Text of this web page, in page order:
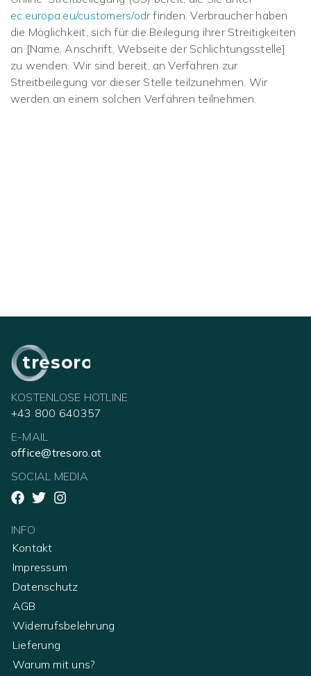
ec.europa.eu/customers/odrfinden. Verbraucher haben
die Möglichkeit, sich für die Beilegung ihrer Streitigkeiten
an [Name, Anschrift, Webseite der Schlichtungsstelle]
zu wenden. Wir sind bereit, an Verfahren zur
Streitbeilegung vor dieser Stelle teilzunehmen. Wir
werden an einem solchen Verfahren teilnehmen.
tresoro
KOSTENLOSE HOTLINE
+43 800 640357
E-MAIL
office@tresoro.at
SOCIAL MEDIA
INFO
Kontakt
Impressum
Datenschutz
AGB
Widerrufsbelehrung
Lieferung
Warum mit uns?